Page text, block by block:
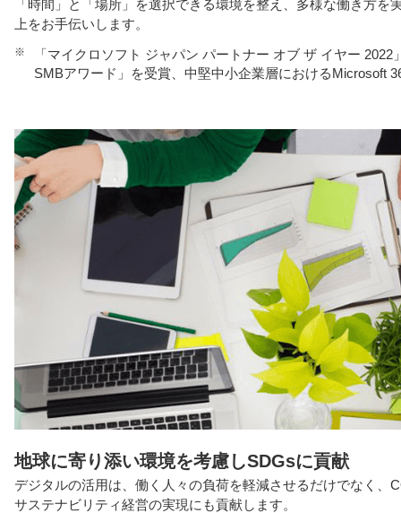
「時間」と「場所」を選択できる環境を整え、多様な働き方を
上をお手伝いします。
※
「マイクロソフト ジャパン パートナー オブ ザ イヤー
SMBアワード」を受賞、中堅中小企業層におけるMicrosoft
地球に寄り添い環境を考慮しSDGsに貢献
デジタルの活用は、働く人々の負荷を軽減させるだけでなく、
サステナビリティ経営の実現にも貢献します。